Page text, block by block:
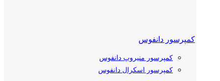
کمپرسور دانفوس
کمپرسور منیروپ دانفوس
کمپرسور اسکرال دانفوس